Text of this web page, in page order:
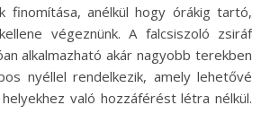
finomítása, anélkül hogy órákig tartó,
végeznünk. A falcsiszoló zsiráf
alkalmazható akár nagyobb terekben
nyéllel rendelkezik, amely lehetővé
való hozzáférést létra nélkül.